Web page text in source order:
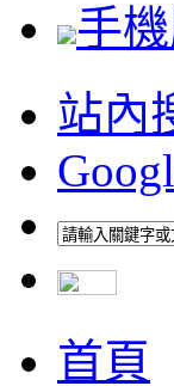
手
站內
首頁